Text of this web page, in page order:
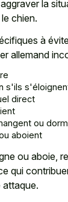
la
chien.
à
allemand
s'ils
direct
ou
aboient
ou aboie,
qui
attaque.